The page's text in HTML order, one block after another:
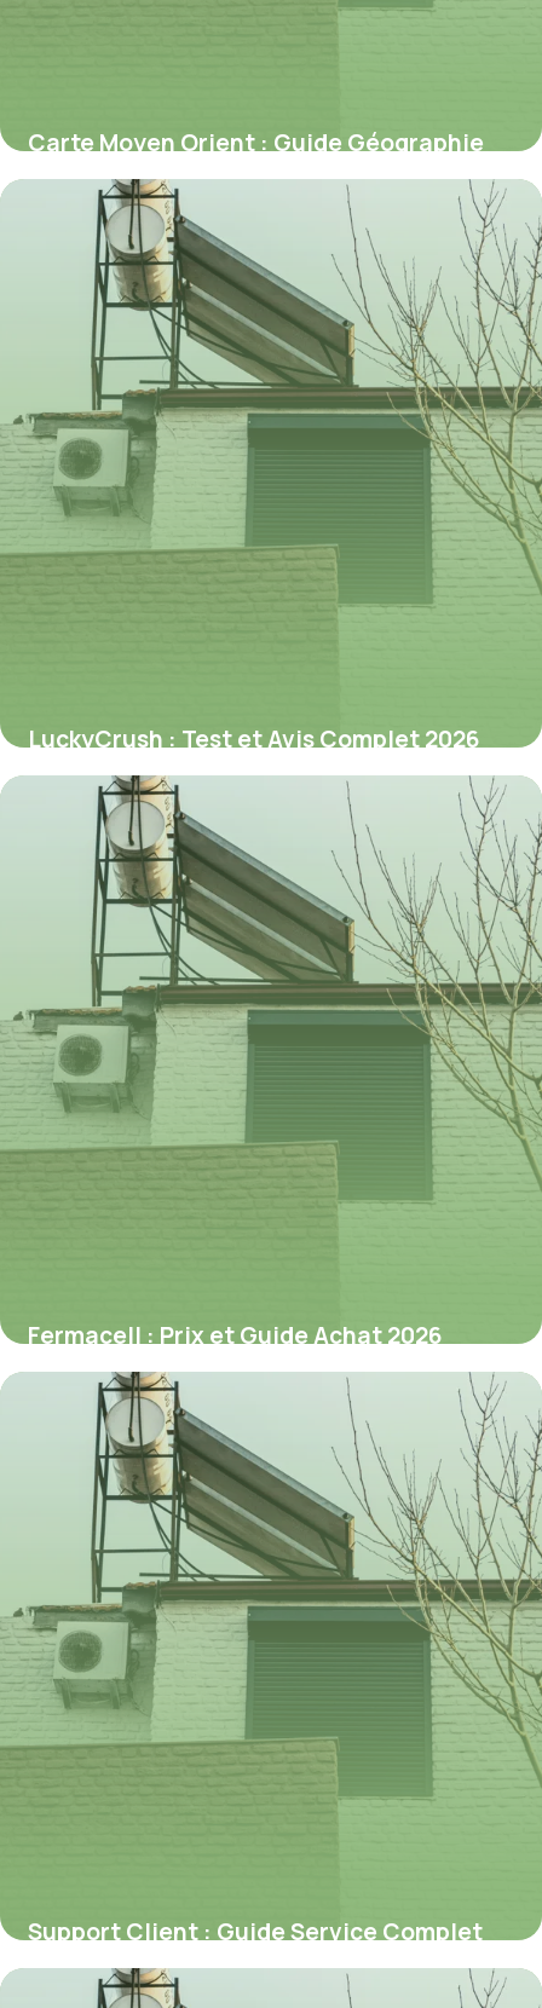
Carte Moyen Orient : Guide Géographie
2026
10 juillet 2026
LuckyCrush : Test et Avis Complet 2026
9 juillet 2026
Fermacell : Prix et Guide Achat 2026
8 juillet 2026
Support Client : Guide Service Complet
2026